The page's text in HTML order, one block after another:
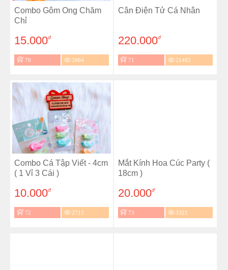
Combo Gôm Ong Chăm
Chỉ
15.000đ
70 2864
Cân Điện Tử Cá Nhân
220.000đ
71 21482
Combo Cá Tập Viết - 4cm
( 1 Vỉ 3 Cái )
10.000đ
72 2713
Mắt Kính Hoa Cúc Party (
18cm )
20.000đ
73 3321